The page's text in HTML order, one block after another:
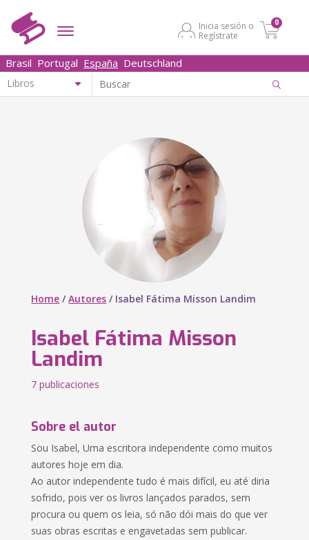
Inicia sesión o
Regístrate
0
Brasil Portugal España Deutschland
Home /Autores / Isabel Fátima Misson Landim
Isabel Fátima Misson
Landim
7 publicaciones
Sobre el autor
Sou Isabel, Uma escritora independente como muitos
autores hoje em dia.
Ao autor independente tudo é mais difícil, eu até diria
sofrido, pois ver os livros lançados parados, sem
procura ou quem os leia, só não dói mais do que ver
suas obras escritas e engavetadas sem publicar.